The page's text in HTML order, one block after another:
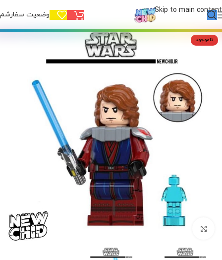
Skip to main content وضعیت
ناموجود
بزرگنمایی تصویر